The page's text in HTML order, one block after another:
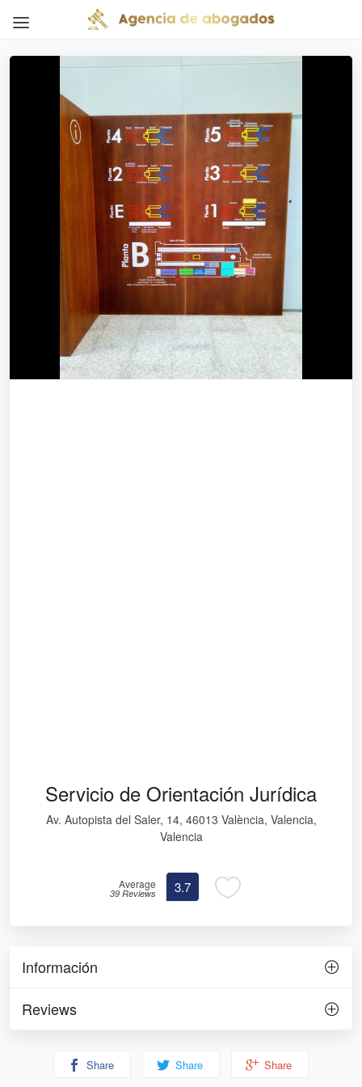
Servicio de Orientación Jurídica
Av. Autopista del Saler, 14, 46013 València, Valencia,
Valencia
Average
39 Reviews 3.7
Información
Reviews
Share Share Share